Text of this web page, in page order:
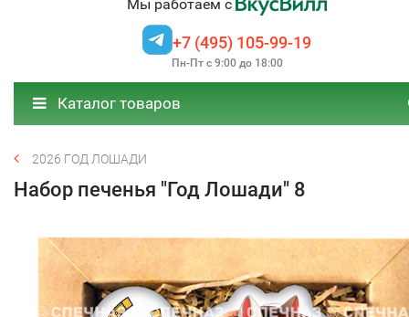
Мы работаем с
+7 (495) 105-99-19
Пн-Пт с 9:00 до 18:00
Каталог товаров
2026 ГОД ЛОШАДИ
Набор печенья "Год Лошади" 8